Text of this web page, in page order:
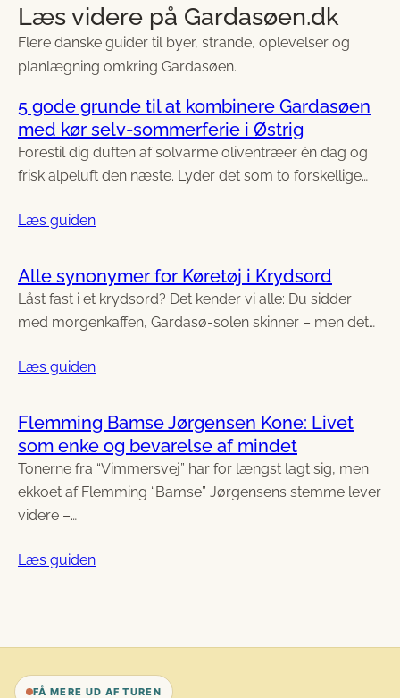
Læs videre på Gardasøen.dk
Flere danske guider til byer, strande, oplevelser og
planlægning omkring Gardasøen.
5 gode grunde til at kombinere Gardasøen
med kør selv-sommerferie i Østrig
Forestil dig duften af solvarme oliventræer én dag og
frisk alpeluft den næste. Lyder det som to forskellige…
Læs guiden
Alle synonymer for Køretøj i Krydsord
Låst fast i et krydsord? Det kender vi alle: Du sidder
med morgenkaffen, Gardasø-solen skinner – men det…
Læs guiden
Flemming Bamse Jørgensen Kone: Livet
som enke og bevarelse af mindet
Tonerne fra “Vimmersvej” har for længst lagt sig, men
ekkoet af Flemming “Bamse” Jørgensens stemme lever
videre –…
Læs guiden
FÅ MERE UD AF TUREN